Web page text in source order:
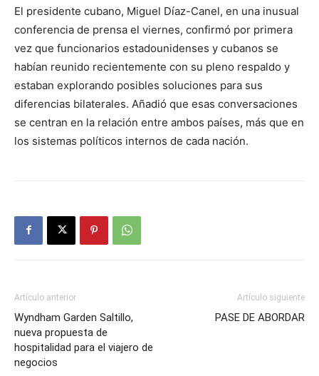
El presidente cubano, Miguel Díaz-Canel, en una inusual
conferencia de prensa el viernes, confirmó por primera
vez que funcionarios estadounidenses y cubanos se
habían reunido recientemente con su pleno respaldo y
estaban explorando posibles soluciones para sus
diferencias bilaterales. Añadió que esas conversaciones
se centran en la relación entre ambos países, más que en
los sistemas políticos internos de cada nación.
Artículo anterior
Wyndham Garden Saltillo,
nueva propuesta de
hospitalidad para el viajero de
negocios
Artículo siguiente
PASE DE ABORDAR